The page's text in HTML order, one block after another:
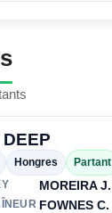
Hongres
Partant
MOREIRA J.
FOWNES C.